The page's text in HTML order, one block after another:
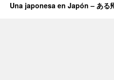
Una japonesa en Japón – ある